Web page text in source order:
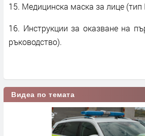
15. Медицинска маска за лице (тип
16. Инструкции за оказване на
ръководство).
Видеа по темата